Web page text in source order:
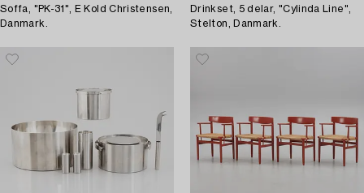
Soffa, "PK-31", E Kold Christensen,
Danmark.
Drinkset, 5 delar, "Cylinda Line",
Stelton, Danmark.